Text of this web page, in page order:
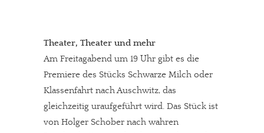
Theater, Theater und mehr
Am Freitagabend um 19 Uhr gibt es die
Premiere des Stücks Schwarze Milch oder
Klassenfahrt nach Auschwitz, das
gleichzeitig uraufgeführt wird. Das Stück ist
von Holger Schober nach wahren